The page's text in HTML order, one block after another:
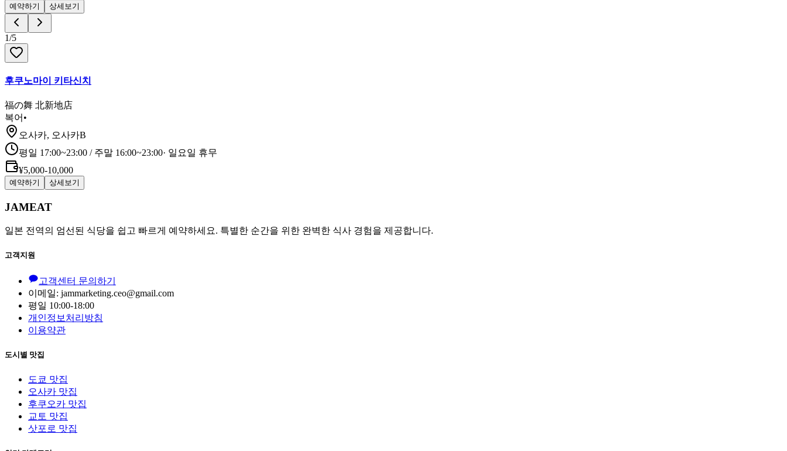
예약하기 상세보기
1/5
후쿠노마이 키타신치
福の舞 北新地店
복어 •
오사카, 오사카B
평일 17:00~23:00 / 주말 16:00~23:00· 일요일 휴무
¥5,000-10,000
예약하기 상세보기
JAMEAT
일본 전역의 엄선된 식당을 쉽고 빠르게 예약하세요. 특별한 순간을 위한 완벽한 식사 경험을 제공합니다.
고객지원
고객센터 문의하기
이메일: jammarketing.ceo@gmail.com
평일 10:00-18:00
개인정보처리방침
이용약관
도시별 맛집
도쿄 맛집
오사카 맛집
후쿠오카 맛집
교토 맛집
삿포로 맛집